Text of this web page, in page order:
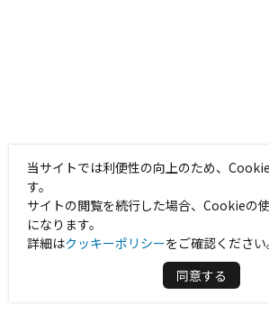
当サイトでは利便性の向上のため、
す。
サイトの閲覧を続行した場合、Cookieの
になります。
詳細はクッキーポリシーをご確認ください
同意する